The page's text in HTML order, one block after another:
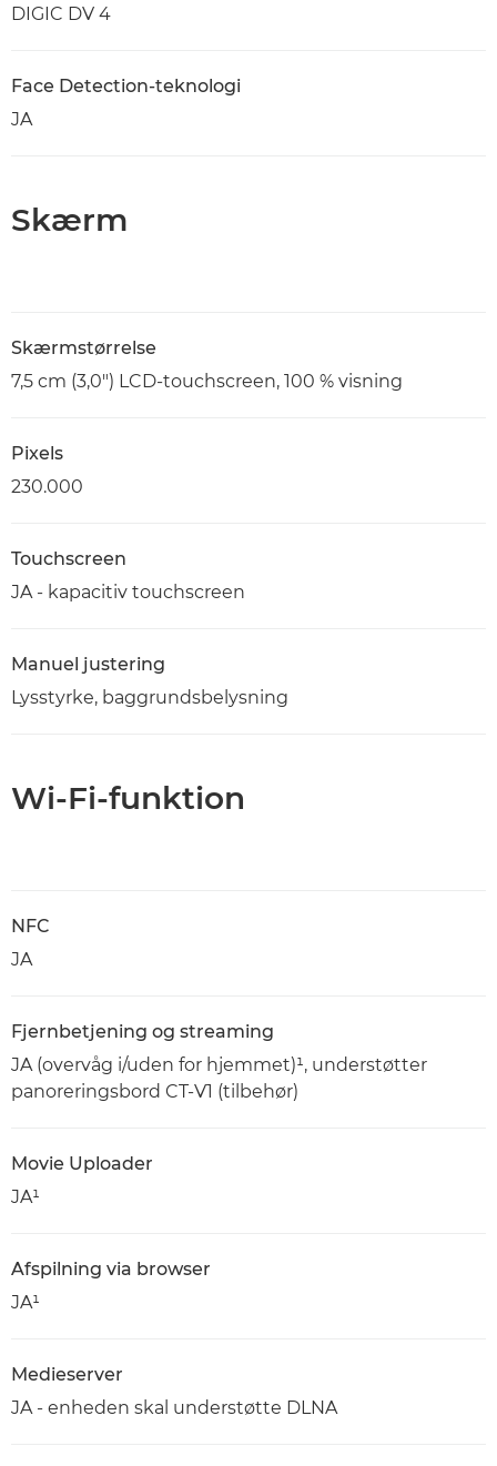
DIGIC DV 4
Face Detection-teknologi
JA
Skærm
Skærmstørrelse
7,5 cm (3,0") LCD-touchscreen, 100 % visning
Pixels
230.000
Touchscreen
JA - kapacitiv touchscreen
Manuel justering
Lysstyrke, baggrundsbelysning
Wi-Fi-funktion
NFC
JA
Fjernbetjening og streaming
JA (overvåg i/uden for hjemmet)¹, understøtter
panoreringsbord CT-V1 (tilbehør)
Movie Uploader
JA¹
Afspilning via browser
JA¹
Medieserver
JA - enheden skal understøtte DLNA